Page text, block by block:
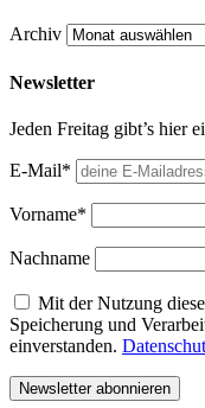
Archiv
Newsletter
Jeden Freitag gibt’s hier
E-Mail*
Vorname*
Nachname
Mit der Nutzung
Speicherung und
einverstanden.